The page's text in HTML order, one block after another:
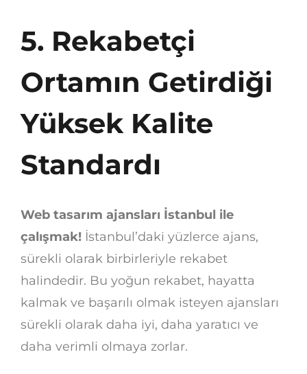
5. Rekabetçi
Ortamın Getirdiği
Yüksek Kalite
Standardı
Web tasarım ajansları İstanbul ile
çalışmak! İstanbul’daki yüzlerce ajans,
sürekli olarak birbirleriyle rekabet
halindedir. Bu yoğun rekabet, hayatta
kalmak ve başarılı olmak isteyen ajansları
sürekli olarak daha iyi, daha yaratıcı ve
daha verimli olmaya zorlar.